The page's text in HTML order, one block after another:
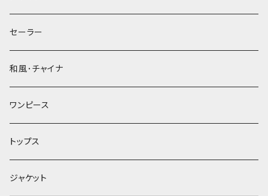
セーラー
和風･チャイナ
ワンピース
トップス
ジャケット